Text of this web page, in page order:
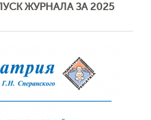
ЖУРНАЛА ЗА 2025